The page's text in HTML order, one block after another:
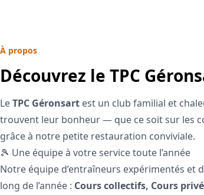
À propos
Découvrez le TPC
LeTPC Géronsart est un club familial et
trouvent leur bonheur — que ce soit sur les
grâce à notre petite restauration conviviale.
🎾 Une équipe à votre service toute l’année
Notre équipe d’entraîneurs expérimentés et
long de l’année : Cours collectifs, Cours